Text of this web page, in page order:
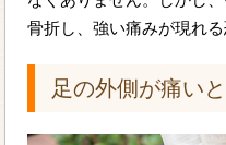
骨折し、強い痛みが現れる
足の外側が痛い